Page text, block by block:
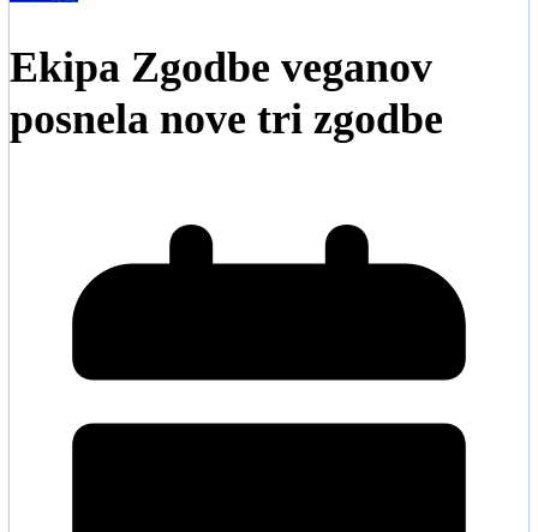
Ekipa Zgodbe veganov
posnela nove tri zgodbe